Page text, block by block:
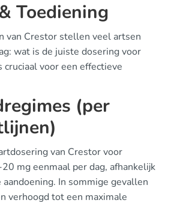
Toediening
van Crestor stellen veel artsen
wat is de juiste dosering voor
cruciaal voor een effectieve
(per
van Crestor voor
mg eenmaal per dag, afhankelijk
In sommige gevallen
verhoogd tot een maximale